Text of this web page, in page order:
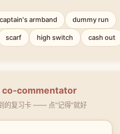
captain's armband dummy run
scarf high switch cash out
co-commentator
的复习卡 —— 点"记得"就好